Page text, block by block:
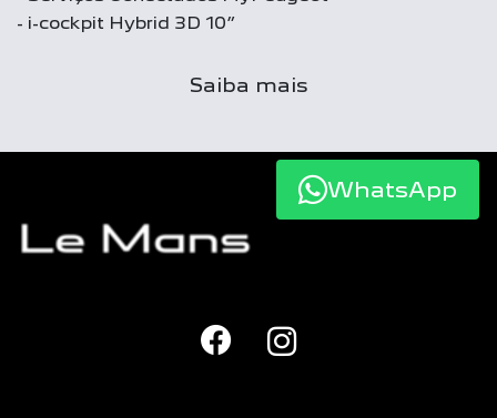
- i-cockpit Hybrid 3D 10”
Saiba mais
WhatsApp